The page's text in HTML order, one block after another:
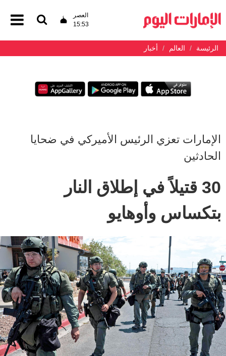
العصر
15:53
الرئيسة العالم أخبار
الإمارات تعزي الرئيس الأميركي في ضحايا
الحادثين
30 قتيلاً في إطلاق النار
بتكساس وأوهايو